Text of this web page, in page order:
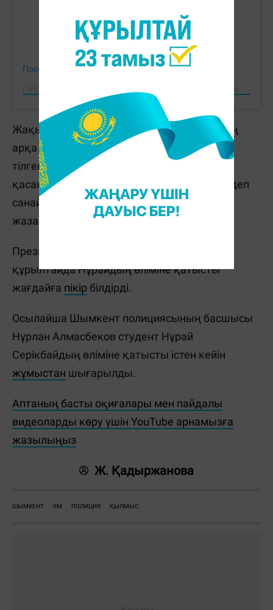
Посмотреть эту публикацию в Instagram
Жақындарының айтуынша,күдікті
қыздың
арқа тұсына жеті рет пышақ сұққан, бетін
тілген, мойнын осып жіберген. Олар мұны
қасақана дайындалған аса ауыр қылмыс деп
санайды. Сондықтан әділ тергеуді, қатаң
жазаны талап етіп отыр.
Президент 20 қаңтарда өткен Ұлттық
құрылтайда Нұрайдың өліміне қатысты
жағдайға пікір білдірді.
Осылайша Шымкент полициясының басшысы
Нұрлан Алмасбеков студент Нұрай
Серікбайдың өліміне қатысты істен кейін
жұмыстан шығарылды.
Аптаның басты оқиғалары мен пайдалы
видеоларды көру үшін YouTube арнамызға
жазылыңыз
Ж. Қадыржанова
ШЫМКЕНТ ІІМ ПОЛИЦИЯ ҚЫЛМЫС